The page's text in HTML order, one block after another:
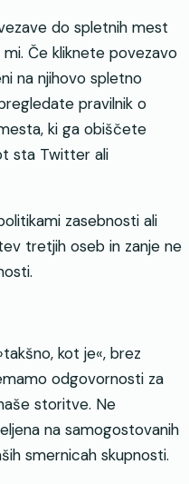
do spletnih mest
Če kliknete povezavo
na njihovo spletno
pravilnik o
ki ga obiščete
sta Twitter ali
zasebnosti ali
tretjih oseb in zanje ne
kot je«, brez
odgovornosti za
storitve. Ne
na samogostovanih
smernicah skupnosti.